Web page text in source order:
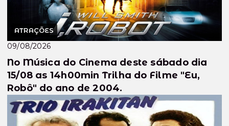
ATRAÇÕES
09/08/2026
No Música do Cinema deste sábado dia
15/08 as 14h00min Trilha do Filme "Eu,
Robô" do ano de 2004.